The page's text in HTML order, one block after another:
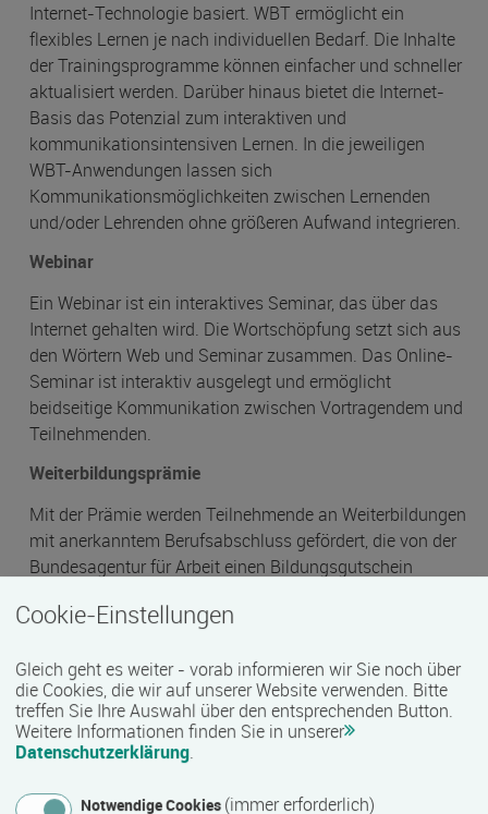
Internet-Technologie basiert. WBT ermöglicht ein
flexibles Lernen je nach individuellen Bedarf. Die Inhalte
der Trainingsprogramme können einfacher und schneller
aktualisiert werden. Darüber hinaus bietet die Internet-
Basis das Potenzial zum interaktiven und
kommunikationsintensiven Lernen. In die jeweiligen
WBT-Anwendungen lassen sich
Kommunikationsmöglichkeiten zwischen Lernenden
und/oder Lehrenden ohne größeren Aufwand integrieren.
Webinar
Ein Webinar ist ein interaktives Seminar, das über das
Internet gehalten wird. Die Wortschöpfung setzt sich aus
den Wörtern Web und Seminar zusammen. Das Online-
Seminar ist interaktiv ausgelegt und ermöglicht
beidseitige Kommunikation zwischen Vortragendem und
Teilnehmenden.
Weiterbildungsprämie
Mit der Prämie werden Teilnehmende an Weiterbildungen
mit anerkanntem Berufsabschluss gefördert, die von der
Bundesagentur für Arbeit einen Bildungsgutschein
mehr zur Weiterbildungsprämie
Weiterbildungsstipendium
Das Weiterbildungsstipendium ist ein Förderprogramm
des Bundesministeriums für Bildung und Forschung
(BMBF). Das Weiterbildungsstipendium richtet sich an
die nach der Berufsausbildung noch mehr erreichen
Cookie-Einstellungen
Gleich geht es weiter - vorab informieren wir Sie noch über
die Cookies, die wir auf unserer Website verwenden. Bitte
treffen Sie Ihre Auswahl über den entsprechenden Button.
Weitere Informationen finden Sie in unserer
Datenschutzerklärung.
Notwendige Cookies (immer erforderlich)